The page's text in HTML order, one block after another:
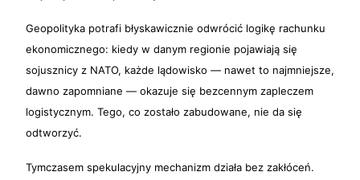
Geopolityka potrafi błyskawicznie odwrócić logikę rachunku
ekonomicznego: kiedy w danym regionie pojawiają się
sojusznicy z NATO, każde lądowisko — nawet to najmniejsze,
dawno zapomniane — okazuje się bezcennym zapleczem
logistycznym. Tego, co zostało zabudowane, nie da się
odtworzyć.
Tymczasem spekulacyjny mechanizm działa bez zakłóceń.